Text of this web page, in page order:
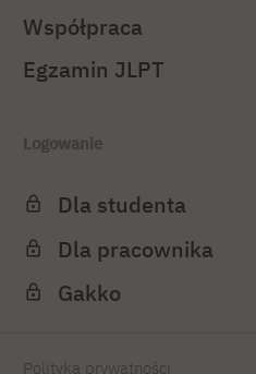
Współpraca
Egzamin JLPT
Logowanie
Dla studenta
Dla pracownika
Gakko
Polityka prywatności